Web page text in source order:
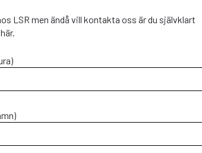
LSR men ändå vill kontakta oss är du självklart